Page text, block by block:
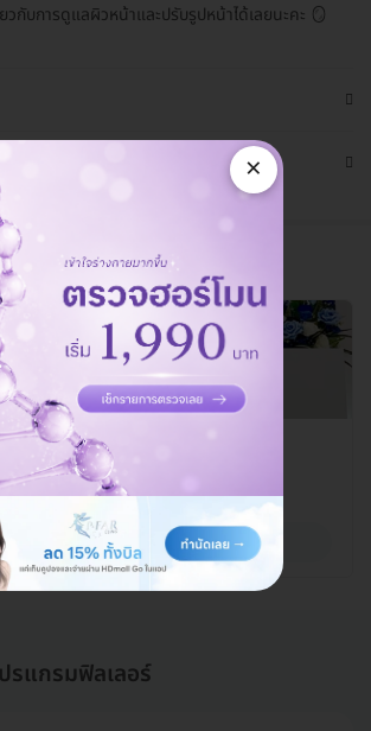
วกับการดูแลผิวหน้าและปรับรูปหน้าได้เลยนะคะ 🪞
ให้บริการ
ร์ คลินิกเวชกรรม)
ขตทุ่งครุ กรุงเทพมหานคร 10140
ดูรายละเอียด
รแกรมฟิลเลอร์
×